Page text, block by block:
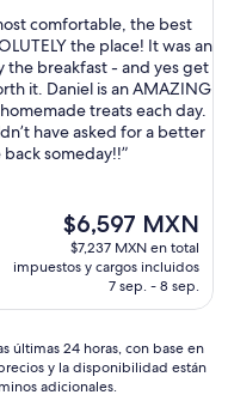
comfortable, the best
the place! It was an
the breakfast - and yes get
it. Daniel is an AMAZING
treats each day.
have asked for a better
someday!!”
El
precio
actual
de
$6,597 MXN
$7,237 MXN en total
impuestos y cargos incluidos
7 sep. - 8 sep.
últimas 24 horas, con base en
y la disponibilidad están
adicionales.